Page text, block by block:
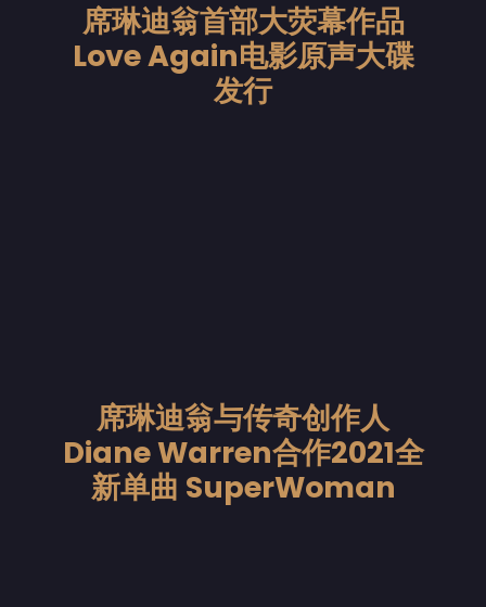
席琳迪翁首部大荧幕作品
Love Again电影原声大碟
发行
席琳迪翁与传奇创作人
Diane Warren合作2021全
新单曲 SuperWoman